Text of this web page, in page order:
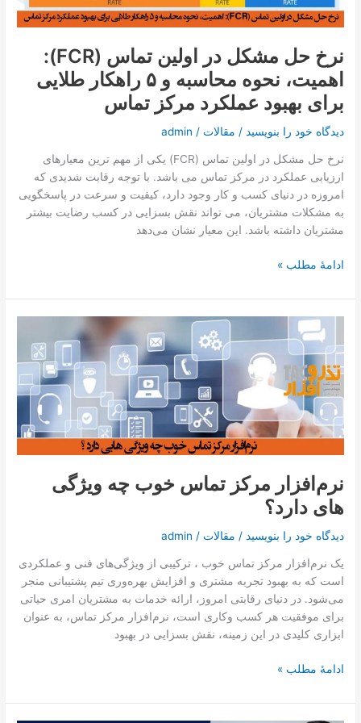
نرخ حل مشکل در اولین تماس (FCR):
اهمیت، نحوه محاسبه و ۵ راهکار طلایی
برای بهبود عملکرد مرکز تماس
دیدگاه‌ خود را بنویسید / مقالات /
admin
نرخ حل مشکل در اولین تماس (FCR) یکی از مهم‌ ترین معیارهای
ارزیابی عملکرد در مرکز تماس می باشد. با توجه رقابت شدیدی که
امروزه در دنیای کسب و کار وجود دارد، کیفیت و سرعت در پاسخگویی
به مشکلات مشتریان، می تواند نقش بسزایی در کسب رضایت بیشتر
مشتریان داشته باشد. این معیار نشان می‌دهد
اهمیت،
محاسبه
و
راهکار
طلایی
بهبود
عملکرد
مرکز
تماس
ادامۀ مطلب »
نرم‌افزار مرکز تماس خوب چه ویژگی
های دارد؟
دیدگاه‌ خود را بنویسید / مقالات /
admin
یک نرم‌افزار مرکز تماس خوب ، ترکیبی از ویژگی‌های فنی و عملکردی
است که به بهبود تجربه مشتری و افزایش بهره‌وری تیم پشتیبانی منجر
می‌شود. در دنیای رقابتی امروز، ارائه خدمات به مشتریان امری حیاتی
برای موفقیت هر کسب ‌وکاری است، نرم‌افزار مرکز تماس، به عنوان
ابزاری کلیدی در این زمینه، نقش بسزایی در بهبود
نرم‌افزار
مرکز
خوب
چه
ویژگی
های
ادامۀ مطلب »